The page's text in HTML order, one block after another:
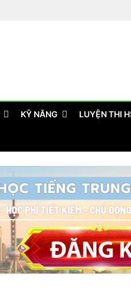
KỸ NĂNG LUYỆN THI